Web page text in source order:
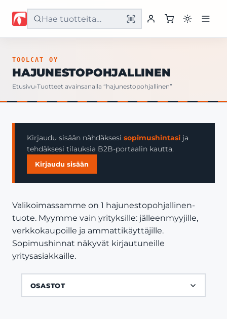
Etusivu
Yritys
Yhteystiedot
TOOLCAT OY
HAJUNESTOPOHJALLINEN
Etusivu›Tuotteet avainsanalla “hajunestopohjallinen”
Kirjaudu sisään nähdäksesi sopimushintasi ja
tehdäksesi tilauksia B2B-portaalin kautta.
Kirjaudu sisään
Valikoimassamme on 1 hajunestopohjallinen-
tuote. Myymme vain yrityksille: jälleenmyyjille,
verkkokaupoille ja ammattikäyttäjille.
Sopimushinnat näkyvät kirjautuneille
yritysasiakkaille.
OSASTOT